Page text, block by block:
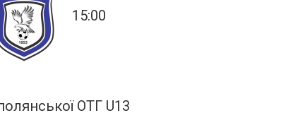
15:00
ОТГ U13